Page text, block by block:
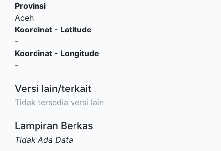
Provinsi
Aceh
Koordinat - Latitude
-
Koordinat - Longitude
-
Versi lain/terkait
Tidak tersedia versi lain
Lampiran Berkas
Tidak Ada Data